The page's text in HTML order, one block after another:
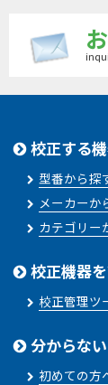
校正する
型番から探
メーカーか
カテゴリー
校正機器
校正管理ツ
分からな
初めての方